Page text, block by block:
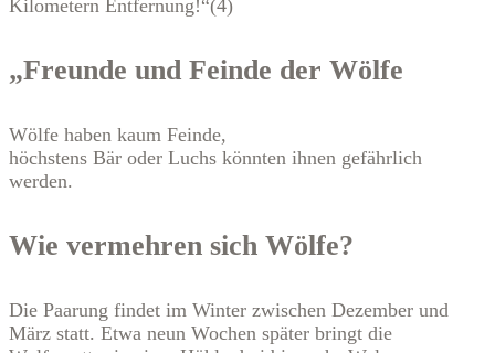
Kilometern Entfernung!“(4)
„Freunde und Feinde der Wölfe
Wölfe haben kaum Feinde,
höchstens Bär oder Luchs könnten ihnen gefährlich
werden.
Wie vermehren sich Wölfe?
Die Paarung findet im Winter zwischen Dezember und
März statt. Etwa neun Wochen später bringt die